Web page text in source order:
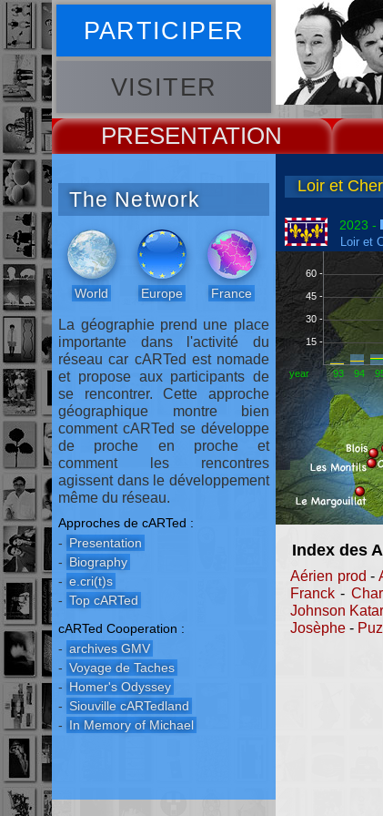
PARTICIPER
VISITER
PRESENT
2023 -
Loir et
60 -
45 -
30 -
15 -
year 93 94
Index des
Aérien prod -
Franck -
Johnson
Josèphe -
The Network
World Europe France
La géographie prend une place
importante dans l'activité du
réseau car cARTed est nomade
et propose aux participants de
se rencontrer. Cette approche
géographique montre bien
comment cARTed se développe
de proche en proche et
comment les rencontres
agissent dans le développement
même du réseau.
Approches de cARTed :
- Presentation
- Biography
- e.cri(t)s
- Top cARTed
cARTed Cooperation :
- archives GMV
- Voyage de Taches
- Homer's Odyssey
- Siouville cARTedland
- In Memory of Michael